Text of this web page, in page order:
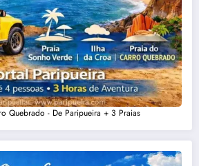
Quebrado - De Paripueira + 3 Praias